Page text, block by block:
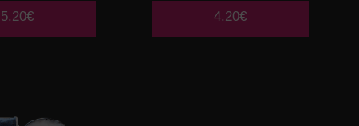
5.20€ 4.20€